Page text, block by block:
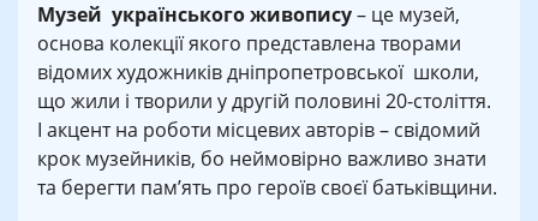
Музей українського живопису– це музей,
основа колекції якого представлена творами
відомих художників дніпропетровської школи,
що жили і творили у другій половині 20-століття.
І акцент на роботи місцевих авторів – свідомий
крок музейників, бо неймовірно важливо знати
та берегти пам’ять про героїв своєї батьківщини.